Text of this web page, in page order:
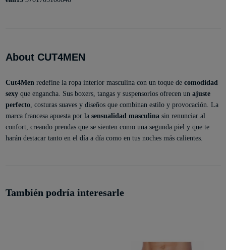
About CUT4MEN
Cut4Men redefine la ropa interior masculina con un toque de comodidad
sexyque engancha. Sus boxers, tangas y suspensorios ofrecen un ajuste
perfecto, costuras suaves y diseños que combinan estilo y provocación. La
marca francesa apuesta por la sensualidad masculina sin renunciar al
confort, creando prendas que se sienten como una segunda piel y que te
harán destacar tanto en el día a día como en tus noches más calientes.
También podría interesarle